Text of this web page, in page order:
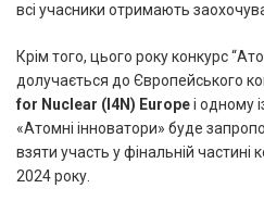
всі учасники отримають
Крім того, цього року конкурс
долучається до Європейського
for Nuclear (I4N) Europeі одному
«Атомні інноватори» буде
взяти участь у фінальній частині
2024 року.